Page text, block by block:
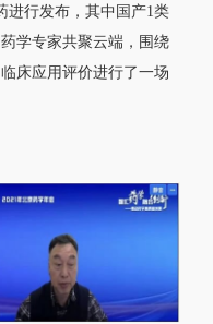
进行发布，其中国产1类
学专家共聚云端，围绕
床应用评价进行了一场